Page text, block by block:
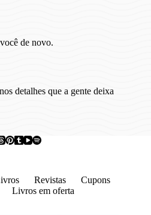
de novo.
detalhes que a gente deixa
Revistas
Cupons
Livros em oferta